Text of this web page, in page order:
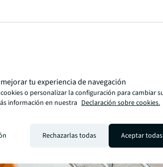
tu experiencia de navegación
o personalizar la configuración para cambiar
información en nuestra Declaración sobre cookies.
Rechazarlas todas Aceptar todas